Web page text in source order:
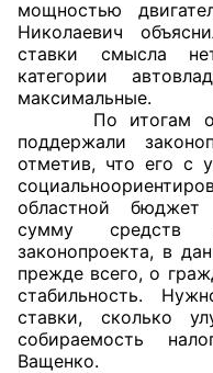
Аппарат ОП КО
УСТАВ ГКУ
Доходы
мощностью
Николаевич
ставки смысла
категории
максимальные.
По итогам
поддержали
отметив, что его с
областной бюджет
сумму средств
законопроекта, в
прежде всего, о
стабильность.
ставки, сколько
собираемость
Ващенко.